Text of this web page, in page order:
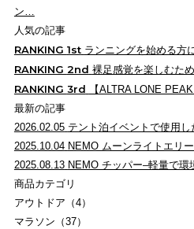
ン…
人気の記事
RANKING 1st ランニングを始める方
RANKING 2nd 裸足感覚を楽しむた
RANKING 3rd
【ALTRA LONE
最新の記事
2026.02.05 テント泊イベントで使用
2025.10.04 NEMO ムーンライトエリ
2025.08.13 NEMO チッパー–軽量で
商品カテゴリ
アウトドア（4）
マラソン（37）